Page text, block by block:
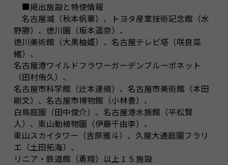
■掲出施設と特使情報
名古屋城（秋本帆華）、トヨタ産業技術記念館（水
野勝）、徳川園（坂本遥奈）、
徳川美術館（大黒柚姫）、名古屋テレビ塔（咲良菜
緒）、
名古屋港ワイルドフラワーガーデンブルーボネット
（田村侑久）、
名古屋市科学館（辻本達規）、名古屋市美術館（本田
剛文）、名古屋市博物館（小林豊）、
白鳥庭園（田中俊介）、名古屋港水族館（平松賢
人）、東山動植物園（伊藤千由李）、
東山スカイタワー（吉原雅斗）、久屋大通庭園フラリ
エ（土田拓海）、
リニア・鉄道館（勇翔）以上１５施設